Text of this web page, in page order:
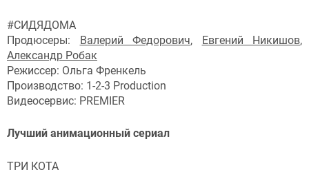
#СИДЯДОМА
Продюсеры: Валерий Федорович, Евгений Никишов,
Александр Робак
Режиссер: Ольга Френкель
Производство: 1-2-3 Production
Видеосервис: PREMIER
Лучший анимационный сериал
ТРИ КОТА